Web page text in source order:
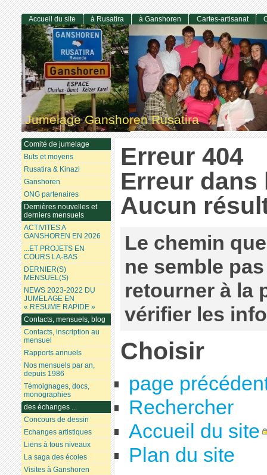
Jumelage Ganshoren Rusatira
Erreur 404
Erreur dans
Aucun
Le chemin
ne semble
retourner à la
vérifier les
Choisir
page
Rechercher
Accueil du site
Plan du site
Accueil du site à Rusatira à Ganshoren Cartes-artisanat
Comité de jumelage
Buts et moyens
Rusatira & Kinazi
Ganshoren
ONG partenaires
Dernières nouvelles et
derniers mensuels
ACTIVITES A
GANSHOREN EN 2026
...ET PROJETS EN
COURS LA-BAS
DERNIER(S)
MENSUEL(S)
NEWS 2023-2022 DU
JUMELAGE EN
« RESUME RAPIDE »
Contacts, mensuels, blog
Contacts, inscription au
mensuel
Rapports annuels
Nos mensuels par an,
depuis 1986
Témoignages, docs,
monographies
des échanges ...
Concours de dessin
Echanges artistiques
Liens à tous niveaux
La saga des écoles
Visites à Ganshoren